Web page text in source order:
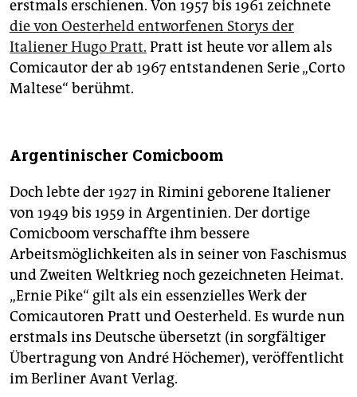
erstmals erschienen. Von 1957 bis 1961 zeichnete
die von Oesterheld entworfenen Storys der
Italiener Hugo Pratt. Pratt ist heute vor allem als
Comicautor der ab 1967 entstandenen Serie „Corto
Maltese“ berühmt.
Argentinischer Comicboom
Doch lebte der 1927 in Rimini geborene Italiener
von 1949 bis 1959 in Argentinien. Der dortige
Comicboom verschaffte ihm bessere
Arbeitsmöglichkeiten als in seiner von Faschismus
und Zweiten Weltkrieg noch gezeichneten Heimat.
„Ernie Pike“ gilt als ein essenzielles Werk der
Comicautoren Pratt und Oesterheld. Es wurde nun
erstmals ins Deutsche übersetzt (in sorgfältiger
Übertragung von André Höchemer), veröffentlicht
im Berliner Avant Verlag.